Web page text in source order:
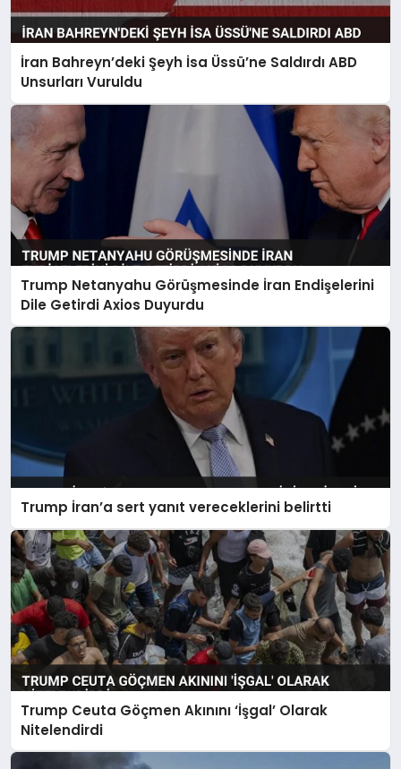
İran Bahreyn’deki Şeyh İsa Üssü’ne Saldırdı ABD
Unsurları Vuruldu
Trump Netanyahu Görüşmesinde İran Endişelerini
Dile Getirdi Axios Duyurdu
Trump İran’a sert yanıt vereceklerini belirtti
Trump Ceuta Göçmen Akınını ‘İşgal’ Olarak
Nitelendirdi